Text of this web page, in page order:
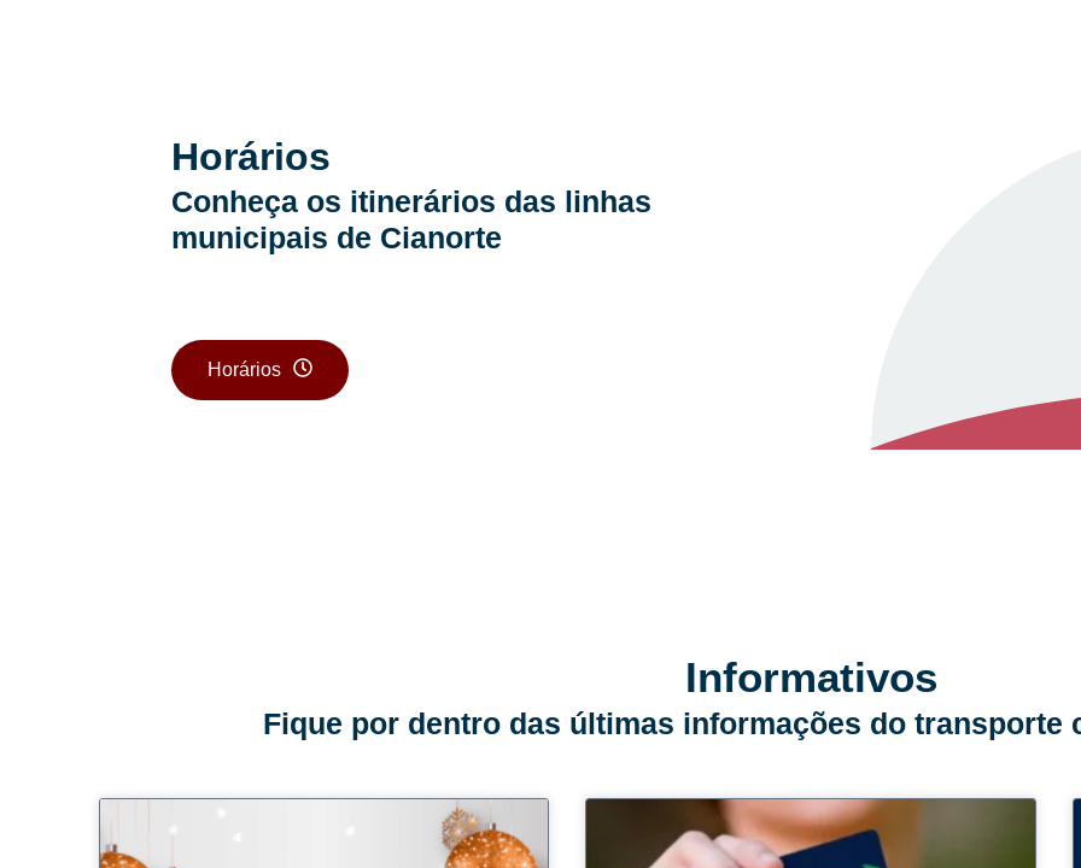
Horários
Conheça os itinerários das linhas
municipais de Cianorte
Horários
Informativos
Fique por dentro das últimas informações do transporte